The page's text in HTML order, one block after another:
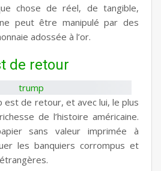
chose de réel, de tangible,
peut être manipulé par des
adossée à l’or.
de retour
est de retour, et avec lui, le plus
de l’histoire américaine.
sans valeur imprimée à
les banquiers corrompus et